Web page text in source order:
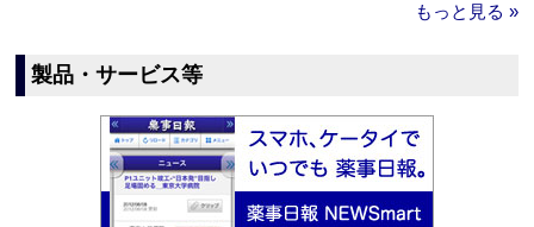
もっと見る »
製品・サービス等